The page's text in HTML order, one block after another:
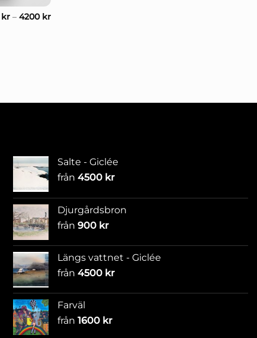
kr– 4200 kr
Salte - Giclée
från 4500 kr
Djurgårdsbron
från 900 kr
Längs vattnet - Giclée
från 4500 kr
Farväl
från 1600 kr